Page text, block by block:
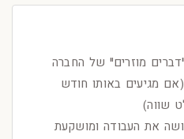
מוזרים" של החברה
מגיעים באותו חודש
שווה)
את העבודה ומושקעת